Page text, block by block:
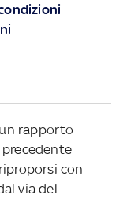
rapporto
con
via del